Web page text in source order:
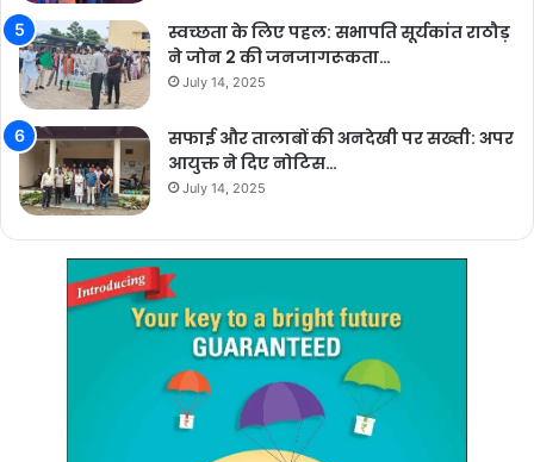
स्वच्छता के लिए पहल: सभापति सूर्यकांत राठौड़
ने जोन 2 की जनजागरूकता…
July 14, 2025
सफाई और तालाबों की अनदेखी पर सख्ती: अपर
आयुक्त ने दिए नोटिस…
July 14, 2025